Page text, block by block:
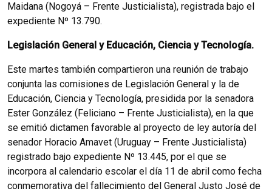
Maidana (Nogoyá – Frente Justicialista), registrada bajo el
expediente Nº 13.790.
Legislación General y Educación, Ciencia y Tecnología.
Este martes también compartieron una reunión de trabajo
conjunta las comisiones de Legislación General y la de
Educación, Ciencia y Tecnología, presidida por la senadora
Ester González (Feliciano – Frente Justicialista), en la que
se emitió dictamen favorable al proyecto de ley autoría del
senador Horacio Amavet (Uruguay – Frente Justicialista)
registrado bajo expediente Nº 13.445, por el que se
incorpora al calendario escolar el día 11 de abril como fecha
conmemorativa del fallecimiento del General Justo José de